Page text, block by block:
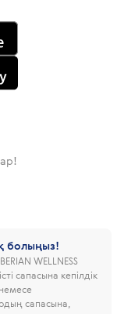
болыңыз!
WELLNESS
сапасына кепілдік
сапасына,